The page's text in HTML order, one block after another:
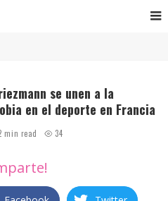
se unen a la
en el deporte en Francia
min read 34